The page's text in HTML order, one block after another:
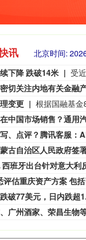
47.56 1.35%
讯 北京时间:
下降 跌破14米
切关注内地有关金融
变更
中国市场销售？通用
、点评？腾讯客服：
古自治区人民政府签
班牙出台针对意大利
估重庆资产方案 包
破77美元，日内跌超